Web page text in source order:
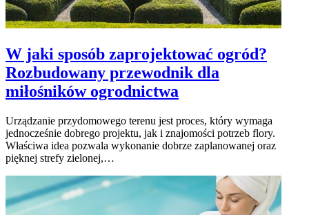
W jaki sposób zaprojektować ogród?
Rozbudowany przewodnik dla
miłośników ogrodnictwa
Urządzanie przydomowego terenu jest proces, który wymaga
jednocześnie dobrego projektu, jak i znajomości potrzeb flory.
Właściwa idea pozwala wykonanie dobrze zaplanowanej oraz
pięknej strefy zielonej,…